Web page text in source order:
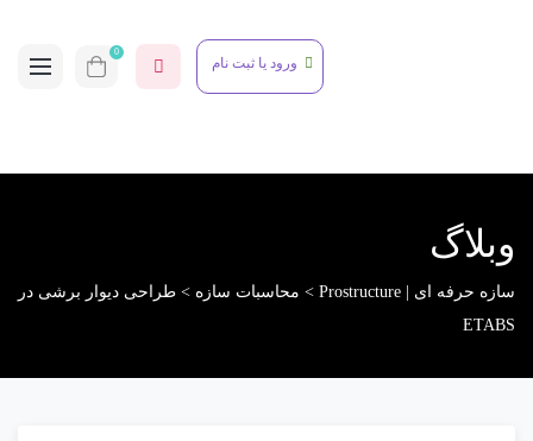
ورود یا ثبت نام
0
وبلاگ
سازه حرفه ای | Prostructure > محاسبات سازه > طراحی دیوار برشی در
ETABS